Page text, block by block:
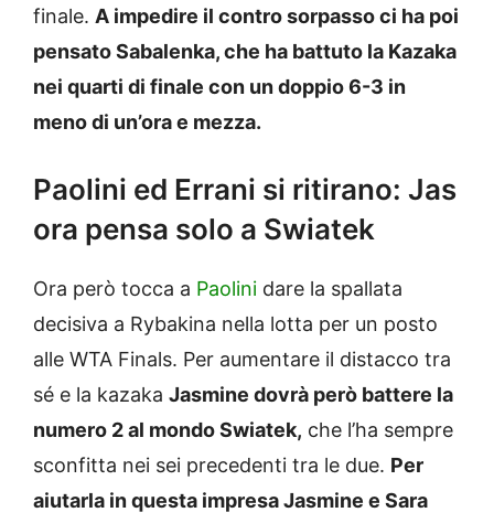
finale. A impedire il contro sorpasso ci ha poi
pensato Sabalenka, che ha battuto la Kazaka
nei quarti di finale con un doppio 6-3 in
meno di un’ora e mezza.
Paolini ed Errani si ritirano: Jas
ora pensa solo a Swiatek
Ora però tocca a Paolini dare la spallata
decisiva a Rybakina nella lotta per un posto
alle WTA Finals. Per aumentare il distacco tra
sé e la kazaka Jasmine dovrà però battere la
numero 2 al mondo Swiatek, che l’ha sempre
sconfitta nei sei precedenti tra le due. Per
aiutarla in questa impresa Jasmine e Sara